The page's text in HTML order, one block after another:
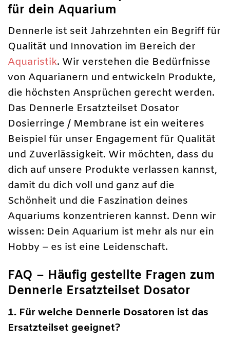
für dein Aquarium
Dennerle ist seit Jahrzehnten ein Begriff für
Qualität und Innovation im Bereich der
Aquaristik. Wir verstehen die Bedürfnisse
von Aquarianern und entwickeln Produkte,
die höchsten Ansprüchen gerecht werden.
Das Dennerle Ersatzteilset Dosator
Dosierringe / Membrane ist ein weiteres
Beispiel für unser Engagement für Qualität
und Zuverlässigkeit. Wir möchten, dass du
dich auf unsere Produkte verlassen kannst,
damit du dich voll und ganz auf die
Schönheit und die Faszination deines
Aquariums konzentrieren kannst. Denn wir
wissen: Dein Aquarium ist mehr als nur ein
Hobby – es ist eine Leidenschaft.
FAQ – Häufig gestellte Fragen zum
Dennerle Ersatzteilset Dosator
1. Für welche Dennerle Dosatoren ist das
Ersatzteilset geeignet?